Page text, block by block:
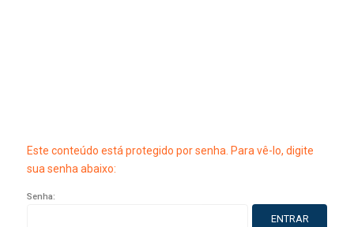
Este conteúdo está protegido por senha. Para vê-lo, digite
sua senha abaixo:
Senha: